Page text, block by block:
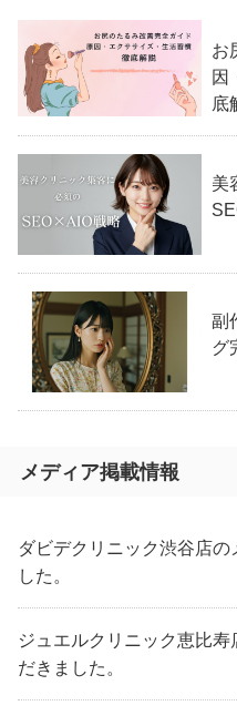
お
因
底
美
副
グ
メディア掲載情報
ダビデクリニック渋谷店
した。
ジュエルクリニック恵比
だきました。